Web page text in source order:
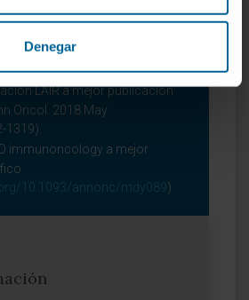
Denegar
AACR, SITC.
Premios
LAIR a mejor publicación
Oncol. 2018 May
1319).
immunoncology a mejor
10.1093/annonc/mdy089).